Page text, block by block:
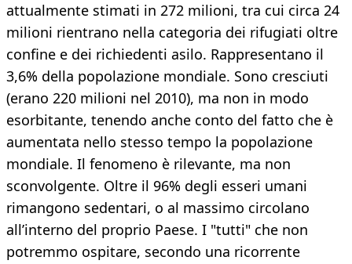
attualmente stimati in 272 milioni, tra cui circa 24
milioni rientrano nella categoria dei rifugiati oltre
confine e dei richiedenti asilo. Rappresentano il
3,6% della popolazione mondiale. Sono cresciuti
(erano 220 milioni nel 2010), ma non in modo
esorbitante, tenendo anche conto del fatto che è
aumentata nello stesso tempo la popolazione
mondiale. Il fenomeno è rilevante, ma non
sconvolgente. Oltre il 96% degli esseri umani
rimangono sedentari, o al massimo circolano
all’interno del proprio Paese. I "tutti" che non
potremmo ospitare, secondo una ricorrente